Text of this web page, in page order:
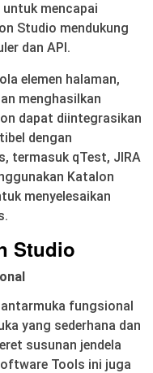
mencapai
Studio mendukung
dan API.
elemen halaman,
menghasilkan
dapat diintegrasikan
dengan
termasuk qTest, JIRA
Katalon
menyelesaikan
Studio
fungsional
yang sederhana dan
susunan jendela
Tools ini juga